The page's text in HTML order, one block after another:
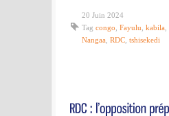
20 Juin 2024
Tag congo Fayulu kabila
Nangaa RDC tshisekedi